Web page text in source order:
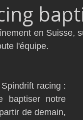
Botin 52 Classe 50
en Suisse,
l'équipe.
racing :
baptiser notre
de demain,